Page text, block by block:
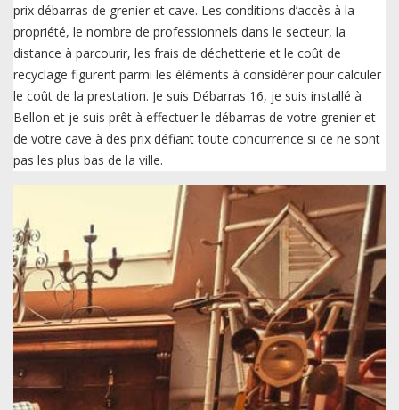
prix débarras de grenier et cave. Les conditions d’accès à la
propriété, le nombre de professionnels dans le secteur, la
distance à parcourir, les frais de déchetterie et le coût de
recyclage figurent parmi les éléments à considérer pour calculer
le coût de la prestation. Je suis Débarras 16, je suis installé à
Bellon et je suis prêt à effectuer le débarras de votre grenier et
de votre cave à des prix défiant toute concurrence si ce ne sont
pas les plus bas de la ville.